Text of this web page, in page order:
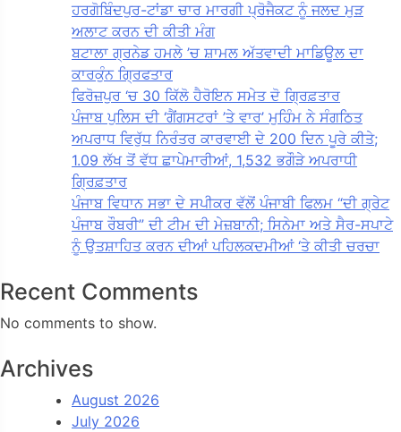
ਹਰਗੋਬਿੰਦਪੁਰ-ਟਾਂਡਾ ਚਾਰ ਮਾਰਗੀ ਪ੍ਰੋਜੈਕਟ ਨੂੰ ਜਲਦ ਮੁੜ
ਅਲਾਟ ਕਰਨ ਦੀ ਕੀਤੀ ਮੰਗ
ਬਟਾਲਾ ਗ੍ਰਨੇਡ ਹਮਲੇ ’ਚ ਸ਼ਾਮਲ ਅੱਤਵਾਦੀ ਮਾਡਿਊਲ ਦਾ
ਕਾਰਕੁੰਨ ਗ੍ਰਿਫਤਾਰ
ਫਿਰੋਜ਼ਪੁਰ ‘ਚ 30 ਕਿੱਲੋ ਹੈਰੋਇਨ ਸਮੇਤ ਦੋ ਗ੍ਰਿਫ਼ਤਾਰ
ਪੰਜਾਬ ਪੁਲਿਸ ਦੀ ‘ਗੈਂਗਸਟਰਾਂ ’ਤੇ ਵਾਰ’ ਮੁਹਿੰਮ ਨੇ ਸੰਗਠਿਤ
ਅਪਰਾਧ ਵਿਰੁੱਧ ਨਿਰੰਤਰ ਕਾਰਵਾਈ ਦੇ 200 ਦਿਨ ਪੂਰੇ ਕੀਤੇ;
1.09 ਲੱਖ ਤੋਂ ਵੱਧ ਛਾਪੇਮਾਰੀਆਂ, 1,532 ਭਗੌੜੇ ਅਪਰਾਧੀ
ਗ੍ਰਿਫ਼ਤਾਰ
ਪੰਜਾਬ ਵਿਧਾਨ ਸਭਾ ਦੇ ਸਪੀਕਰ ਵੱਲੋਂ ਪੰਜਾਬੀ ਫਿਲਮ “ਦੀ ਗ੍ਰੇਟ
ਪੰਜਾਬ ਰੌਬਰੀ” ਦੀ ਟੀਮ ਦੀ ਮੇਜ਼ਬਾਨੀ; ਸਿਨੇਮਾ ਅਤੇ ਸੈਰ-ਸਪਾਟੇ
ਨੂੰ ਉਤਸ਼ਾਹਿਤ ਕਰਨ ਦੀਆਂ ਪਹਿਲਕਦਮੀਆਂ ‘ਤੇ ਕੀਤੀ ਚਰਚਾ
Recent Comments
No comments to show.
Archives
August 2026
July 2026